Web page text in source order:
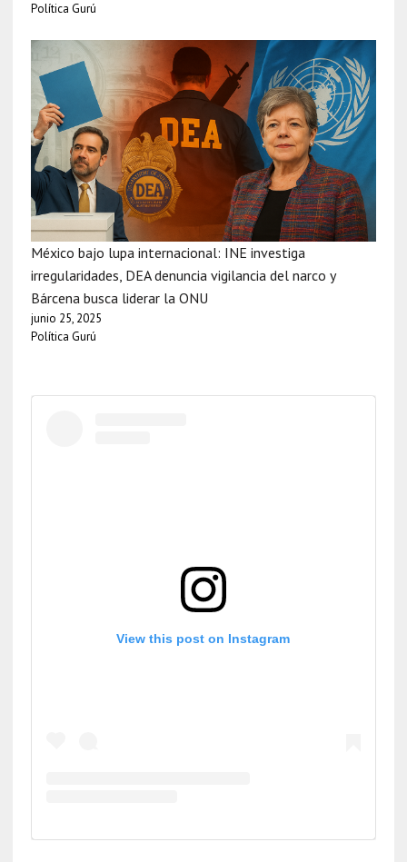
Política Gurú
México bajo lupa internacional: INE investiga
irregularidades, DEA denuncia vigilancia del narco y
Bárcena busca liderar la ONU
junio 25, 2025
Política Gurú
View this post on Instagram